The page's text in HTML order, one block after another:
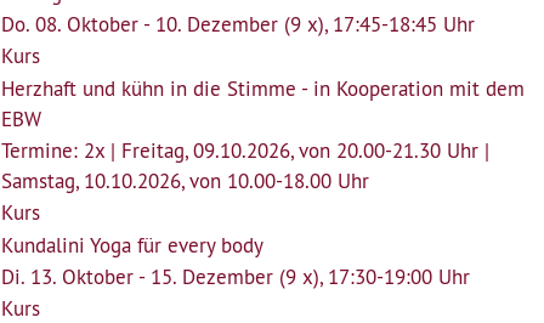
Do. 08. Oktober - 10. Dezember (9 x), 17:45-18:45 Uhr
Kurs
Herzhaft und kühn in die Stimme - in Kooperation mit dem
EBW
Termine: 2x | Freitag, 09.10.2026, von 20.00-21.30 Uhr |
Samstag, 10.10.2026, von 10.00-18.00 Uhr
Kurs
Kundalini Yoga für every body
Di. 13. Oktober - 15. Dezember (9 x), 17:30-19:00 Uhr
Kurs